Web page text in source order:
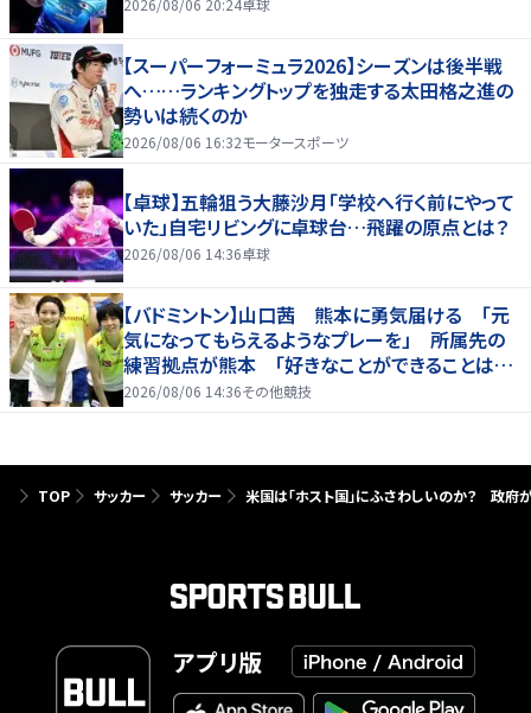
2026/08/06 20:24卓球
【スーパーフォーミュラ2026】シーズンは後半戦
へ……ランキングトップを独走する太田格之進の
勢いは続くのか
2026/08/06 16:32モータースポーツ
【卓球】五輪狙う大藤沙月「学校へ行く前にやって
いた」自宅リビングに卓球台…飛躍の原点とは？
2026/08/06 14:36卓球
【バドミントン】山口茜 熊本に勇気届ける 「元
気になってもらえるようなプレーを」 所属先の
練習拠点が熊本 「好きなことができることは当
たり前じゃない」
2026/08/06 14:36その他競技
TOP サッカー サッカー 米国は「ホスト国」にふさわしいのか？ 政
アプリ版